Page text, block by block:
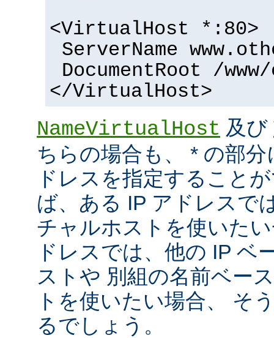
<VirtualHost *:80>
ServerName
DocumentRoot /
</VirtualHost>
NameVirtualHost 及び
ちらの場合も、 * の部
ドレスを指定すること
ば、ある IP アドレスで
チャルホストを使いた
ドレスでは、他の IP ベ
ストや 別組の名前ベー
トを使いたい場合、 そ
るでしょう。